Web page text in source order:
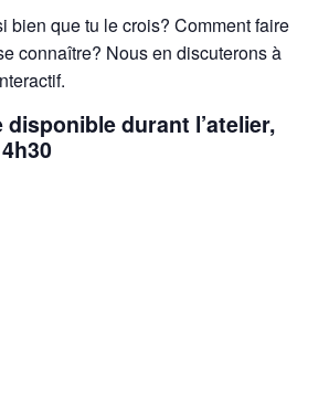
bien que tu le crois? Comment faire
connaître? Nous en discuterons à
durant l’atelier,